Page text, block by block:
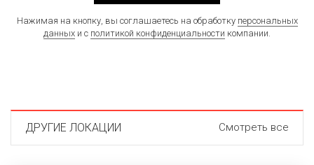
Нажимая на кнопку, вы соглашаетесь на обработку персональных
данных и с политикой конфиденциальности компании.
ДРУГИЕ ЛОКАЦИИ Смотреть все